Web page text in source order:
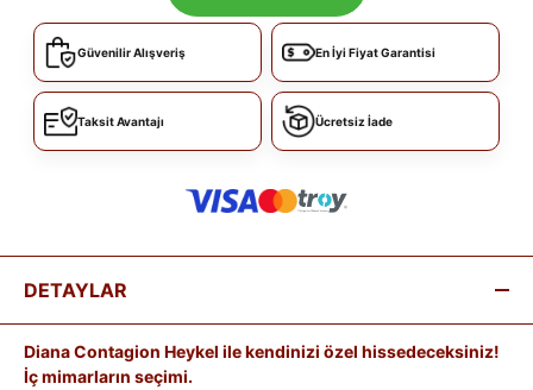
Güvenilir Alışveriş En İyi Fiyat Garantisi
Taksit Avantajı Ücretsiz İade
DETAYLAR
Diana Contagion Heykel ile kendinizi özel hissedeceksiniz!
İç mimarların seçimi.